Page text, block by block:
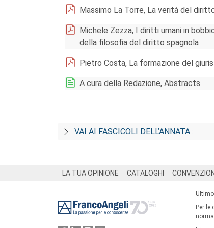
Massimo La Torre, La verità del
Michele Zezza, I diritti umani in
della filosofia del diritto spagnola
Pietro Costa, La formazione del
A cura della Redazione, Abstracts
VAI AI FASCICOLI DELL’ANNATA :
LA TUA OPINIONE CATALOGHI CONVENZIONI
Per